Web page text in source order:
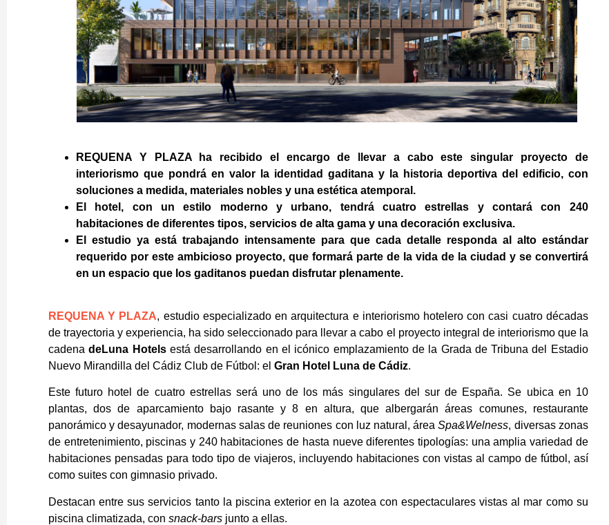
REQUENA Y PLAZA ha recibido el encargo de llevar a cabo este singular proyecto de
interiorismo que pondrá en valor la identidad gaditana y la historia deportiva del edificio, con
soluciones a medida, materiales nobles y una estética atemporal.
El hotel, con un estilo moderno y urbano, tendrá cuatro estrellas y contará con 240
habitaciones de diferentes tipos, servicios de alta gama y una decoración exclusiva.
El estudio ya está trabajando intensamente para que cada detalle responda al alto estándar
requerido por este ambicioso proyecto, que formará parte de la vida de la ciudad y se convertirá
en un espacio que los gaditanos puedan disfrutar plenamente.
REQUENA Y PLAZA, estudio especializado en arquitectura e interiorismo hotelero con casi cuatro décadas
de trayectoria y experiencia, ha sido seleccionado para llevar a cabo el proyecto integral de interiorismo que la
cadenadeLuna Hotelsestá desarrollando en el icónico emplazamiento de la Grada de Tribuna del Estadio
Nuevo Mirandilla del Cádiz Club de Fútbol: el Gran Hotel Luna de Cádiz.
Este futuro hotel de cuatro estrellas será uno de los más singulares del sur de España. Se ubica en 10
plantas, dos de aparcamiento bajo rasante y 8 en altura, que albergarán áreas comunes, restaurante
panorámico y desayunador, modernas salas de reuniones con luz natural, áreaSpa&Welness, diversas zonas
de entretenimiento, piscinas y 240 habitaciones de hasta nueve diferentes tipologías: una amplia variedad de
habitaciones pensadas para todo tipo de viajeros, incluyendo habitaciones con vistas al campo de fútbol, así
como suites con gimnasio privado.
Destacan entre sus servicios tanto la piscina exterior en la azotea con espectaculares vistas al mar como su
piscina climatizada, con snack-bars junto a ellas.